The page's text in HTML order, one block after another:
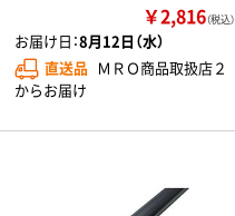
￥2,816（税込）
お届け日：8月12日（水）
直送品 ＭＲＯ商品取扱店２
からお届け